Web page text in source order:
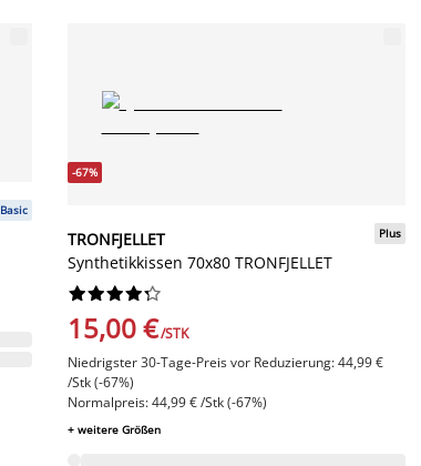
Basic
-67%
TRONFJELLET
Synthetikkissen 70x80 TRONFJELLET
Plus






15,00 €/STK
Niedrigster 30-Tage-Preis vor Reduzierung: 44,99 €
/Stk (-67%)
Normalpreis: 44,99 € /Stk (-67%)
+ weitere Größen